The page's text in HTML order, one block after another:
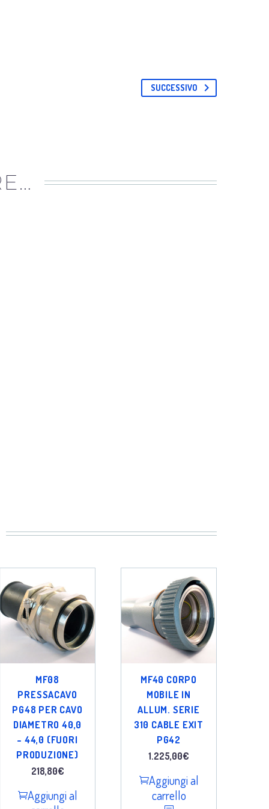
SUCCESSIVO
MF08
PRESSACAVO
PG48 PER CAVO
DIAMETRO 40,0
– 44,0 (FUORI
PRODUZIONE)
218,80€
Aggiungi al
MF40 CORPO
MOBILE IN
ALLUM. SERIE
310 CABLE EXIT
PG42
1.225,00€
Aggiungi al
carrello